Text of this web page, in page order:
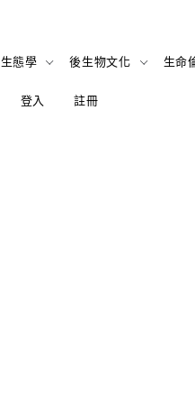
生態學 後生物文化 生命
登入 註冊